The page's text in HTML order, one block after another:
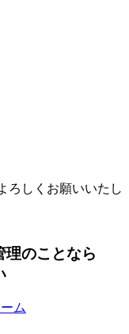
ろしくお願いいたし
理のことなら
ム